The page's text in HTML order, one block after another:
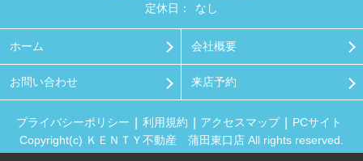
定休日：
なし
ホーム 会社概要
お問い合わせ 来店予約
プライバシーポリシー 利用規約 アクセスマップ
PCサイト
Copyright(c) ＫＥＮＴＹ不動産 蒲田東口店 All rights reserved.